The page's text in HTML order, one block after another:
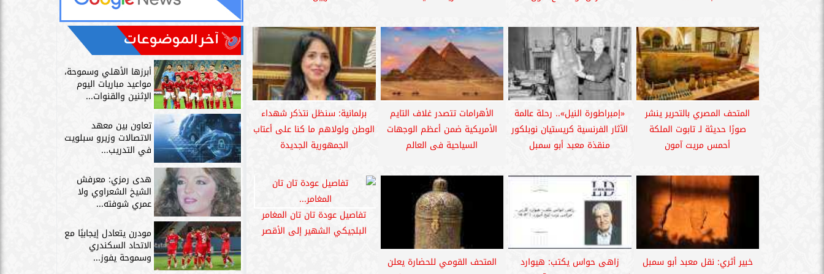
المتحف المصري بالتحرير ينشر
صورًا حديثة لـ تابوت الملكة
أحمس مريت آمون
«إمبراطورة النيل».. رحلة عالمة
الآثار الفرنسية كريستيان نوبلكور
منقذة معبد أبو سمبل
الأهرامات تتصدر غلاف التايم
الأمريكية ضمن أعظم الوجهات
السياحية فى العالم
برلمانية: سنظل نتذكر شهداء
الوطن ولولاهم ما كنا على أعتاب
الجمهورية الجديدة
خبير أثري: نقل معبد أبو سمبل
زاهى حواس يكتب: هيوارد
المتحف القومي للحضارة يعلن
تفاصيل عودة تان تان المغامر
البلجيكي الشهير إلى الأقصر
آخر الموضوعات
أبرزها الأهلي وسموحة،
مواعيد مباريات اليوم
الإثنين والقنوات...
تعاون بين معهد
الاتصالات وزيرو سبلويت
في التدريب...
هدى رمزي: معرفش
الشيخ الشعراوي ولا
عمري شوفته...
مودرن يتعادل إيجابيًا مع
الاتحاد السكندري
وسموحة يفوز...